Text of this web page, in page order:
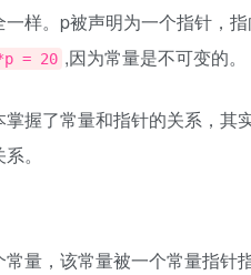
样。p被声明为一个指针，
= 20 ,因为常量是不可变的。
握了常量和指针的关系，其
。
量，该常量被一个常量指针